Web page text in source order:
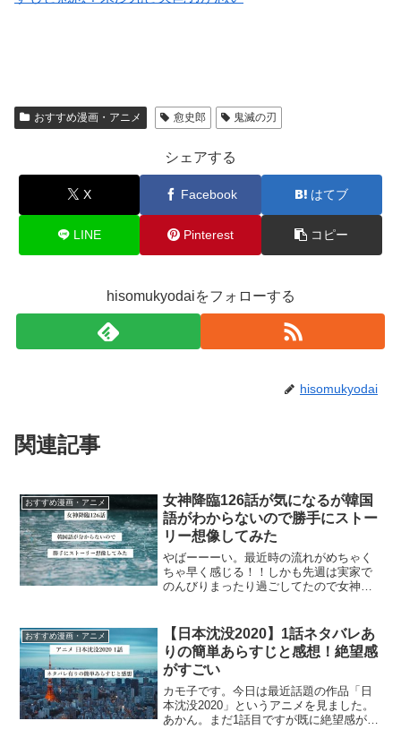
おすすめ漫画・アニメ 愈史郎 鬼滅の刃
シェアする
X Facebook はてブ
LINE Pinterest コピー
hisomukyodaiをフォローする
hisomukyodai
関連記事
おすすめ漫画・アニメ
女神降臨126話が気になるが韓国
語がわからないので勝手にストー
リー想像してみた
やばーーーい。最近時の流れがめちゃく
ちゃ早く感じる！！しかも先週は実家で
のんびりまったり過ごしてたので女神降
像ストーリー。今回も重い・・・女神降
臨126話を先読...
おすすめ漫画・アニメ
【日本沈没2020】1話ネタバレあ
りの簡単あらすじと感想！絶望感
がすごい
カモ子です。今日は最近話題の作品「日
本沈没2020」というアニメを見ました。
あかん。まだ1話目ですが既に絶望感がす